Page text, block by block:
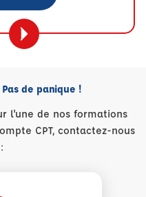
de panique !
l'une de nos formations
CPT, contactez-nous